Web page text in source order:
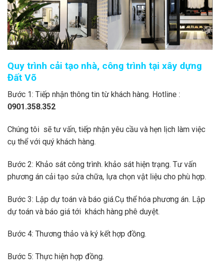
Quy trình cải tạo nhà, công trình tại xây dựng
Đất Võ
Bước 1: Tiếp nhận thông tin từ khách hàng. Hotline :
0901.358.352
Chúng tôi sẽ tư vấn, tiếp nhận yêu cầu và hẹn lịch làm việc
cụ thể với quý khách hàng.
Bước 2: Khảo sát công trình. khảo sát hiện trạng. Tư vấn
phương án cải tạo sửa chữa, lựa chọn vật liệu cho phù hợp.
Bước 3: Lập dự toán và báo giá.Cụ thể hóa phương án. Lập
dự toán và báo giá tới khách hàng phê duyệt.
Bước 4: Thương thảo và ký kết hợp đồng.
Bước 5: Thực hiện hợp đồng.